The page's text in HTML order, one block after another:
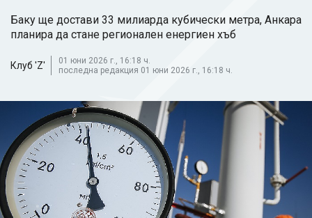
Баку ще достави 33 милиарда кубически метра, Анкара
планира да стане регионален енергиен хъб
Клуб 'Z'
01 юни 2026 г., 16:18 ч.
последна редакция 01 юни 2026 г., 16:18 ч.